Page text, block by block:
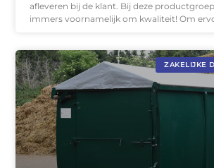
afleveren bij de klant. Bij deze
immers voornamelijk om kwaliteit! Om
ZAKELIJKE